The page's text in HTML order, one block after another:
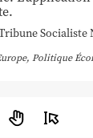
Socialiste
, Politique